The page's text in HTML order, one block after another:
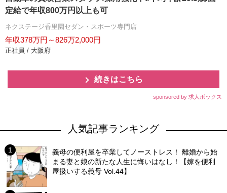
定給で年収800万円以上も可
ネクステージ香里園セダン・スポーツ専門店
年収378万円～826万2,000円
正社員 / 大阪府
続きはこちら
sponsored by 求人ボックス
人気記事ランキング
義母の便利屋を卒業してノーストレス！ 離婚から始
まる妻と娘の新たな人生に悔いはなし！【嫁を便利
屋扱いする義母 Vol.44】